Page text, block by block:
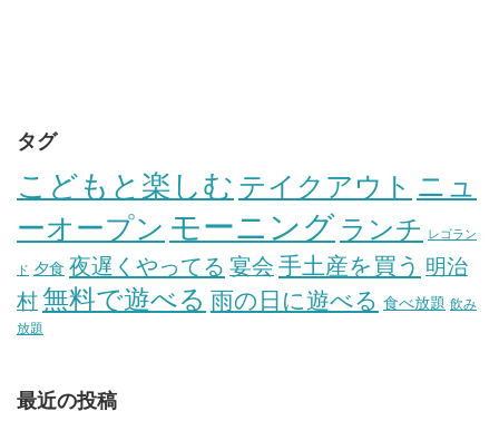
タグ
こどもと楽しむ テイクアウト ニュ
ーオープン モーニング ランチ レゴラン
ド 夕食 夜遅くやってる 宴会 手土産を買う 明治
村無料で遊べる 雨の日に遊べる 食べ放題 飲み
放題
最近の投稿